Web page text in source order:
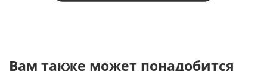
Вам также может понадобится